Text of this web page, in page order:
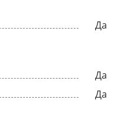
Да
Да
Да